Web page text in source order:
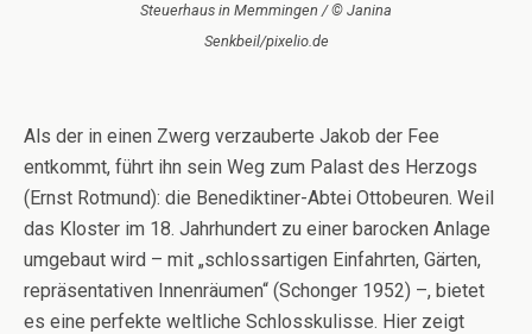
Steuerhaus in Memmingen / © Janina
Senkbeil/pixelio.de
Als der in einen Zwerg verzauberte Jakob der Fee
entkommt, führt ihn sein Weg zum Palast des Herzogs
(Ernst Rotmund): die Benediktiner-Abtei Ottobeuren. Weil
das Kloster im 18. Jahrhundert zu einer barocken Anlage
umgebaut wird – mit „schlossartigen Einfahrten, Gärten,
repräsentativen Innenräumen“ (Schonger 1952) –, bietet
es eine perfekte weltliche Schlosskulisse. Hier zeigt